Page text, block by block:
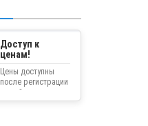
Доступ к
ценам!
Цены доступны
после регистрации
на сайте.